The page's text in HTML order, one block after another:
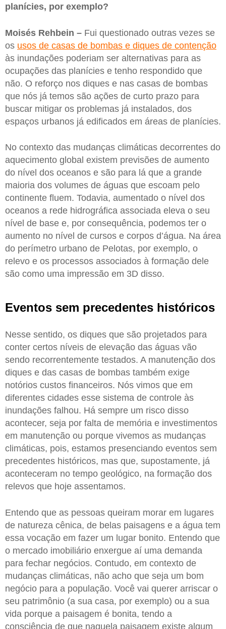
planícies, por exemplo?
Moisés Rehbein – Fui questionado outras vezes se
os usos de casas de bombas e diques de contenção
às inundações poderiam ser alternativas para as
ocupações das planícies e tenho respondido que
não. O reforço nos diques e nas casas de bombas
que nós já temos são ações de curto prazo para
buscar mitigar os problemas já instalados, dos
espaços urbanos já edificados em áreas de planícies.
No contexto das mudanças climáticas decorrentes do
aquecimento global existem previsões de aumento
do nível dos oceanos e são para lá que a grande
maioria dos volumes de águas que escoam pelo
continente fluem. Todavia, aumentado o nível dos
oceanos a rede hidrográfica associada eleva o seu
nível de base e, por consequência, podemos ter o
aumento no nível de cursos e corpos d’água. Na área
do perímetro urbano de Pelotas, por exemplo, o
relevo e os processos associados à formação dele
são como uma impressão em 3D disso.
Eventos sem precedentes históricos
Nesse sentido, os diques que são projetados para
conter certos níveis de elevação das águas vão
sendo recorrentemente testados. A manutenção dos
diques e das casas de bombas também exige
notórios custos financeiros. Nós vimos que em
diferentes cidades esse sistema de controle às
inundações falhou. Há sempre um risco disso
acontecer, seja por falta de memória e investimentos
em manutenção ou porque vivemos as mudanças
climáticas, pois, estamos presenciando eventos sem
precedentes históricos, mas que, supostamente, já
aconteceram no tempo geológico, na formação dos
relevos que hoje assentamos.
Entendo que as pessoas queiram morar em lugares
de natureza cênica, de belas paisagens e a água tem
essa vocação em fazer um lugar bonito. Entendo que
o mercado imobiliário enxergue aí uma demanda
para fechar negócios. Contudo, em contexto de
mudanças climáticas, não acho que seja um bom
negócio para a população. Você vai querer arriscar o
seu patrimônio (a sua casa, por exemplo) ou a sua
vida porque a paisagem é bonita, tendo a
consciência de que naquela paisagem existe algum